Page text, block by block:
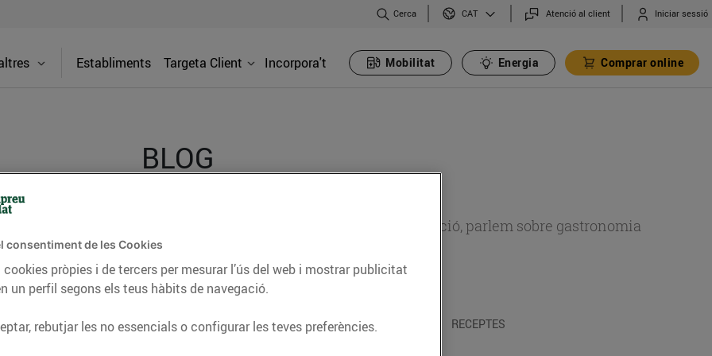
Cerca CAT Atenció al client Iniciar sessió
Establiments Targeta Client Incorpora't Mobilitat Energia Comprar online
BLOG
consells nutricionals, informació d’actualitat sobre alimentació, parlem sobre gastronomia
CONSELLS I HÀBITS SALUDABLES ENERGIA GASTRONOMIA I TRADICIONS RECEPTES
consentiment de les Cookies
pròpies i de tercers per mesurar l’ús del web i mostrar publicitat
un perfil segons els teus hàbits de navegació.
rebutjar les no essencials o configurar les teves preferències.